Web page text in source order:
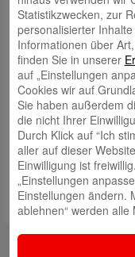
Endausscheidung teil.
Weltspartags-
Die Abstimmung
2023 online statt.
Voting-Seite.
Im Anschluss an die
Gesamtsieger
Informationen zu den
Teilnahmebedinungen
Autoren
Statistikzwecken, zur
personalisierter
Informationen über
finden Sie in unserer
auf „Einstellungen
Cookies wir auf
Sie haben außerdem
die nicht Ihrer
Durch Klick auf “Ich
aller auf dieser
Einwilligung ist
„Einstellungen
Einstellungen ändern.
ablehnen“ werden